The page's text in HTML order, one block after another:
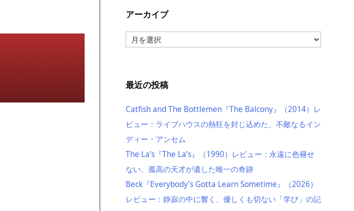
アーカイブ
ー
ブ
最近の投稿
Catfish and The Bottlemen『The Balcony』（2014）レ
ビュー：ライブハウスの熱狂を封じ込めた、不敵なるイン
ディー・アンセム
The La’s『The La’s』（1990）レビュー：永遠に色褪せ
ない、孤高の天才が遺した唯一の奇跡
Beck『Everybody’s Gotta Learn Sometime』（2026）
レビュー：静寂の中に響く、優しくも切ない「学び」の記